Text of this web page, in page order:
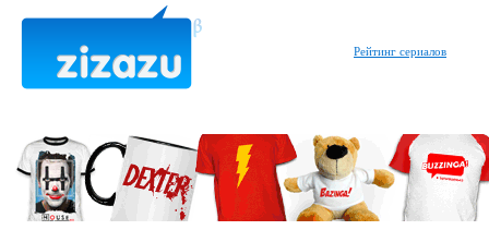
Рейтинг сериалов